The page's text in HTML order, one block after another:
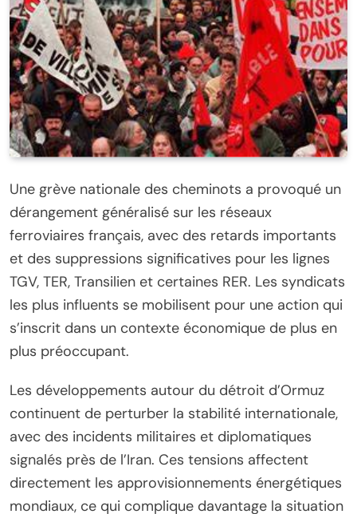
Une grève nationale des cheminots a provoqué un
dérangement généralisé sur les réseaux
ferroviaires français, avec des retards importants
et des suppressions significatives pour les lignes
TGV, TER, Transilien et certaines RER. Les syndicats
les plus influents se mobilisent pour une action qui
s’inscrit dans un contexte économique de plus en
plus préoccupant.
Les développements autour du détroit d’Ormuz
continuent de perturber la stabilité internationale,
avec des incidents militaires et diplomatiques
signalés près de l’Iran. Ces tensions affectent
directement les approvisionnements énergétiques
mondiaux, ce qui complique davantage la situation